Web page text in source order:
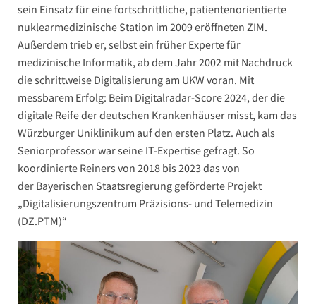
sein Einsatz für eine fortschrittliche, patientenorientierte
nuklearmedizinische Station im 2009 eröffneten ZIM.
Außerdem trieb er, selbst ein früher Experte für
medizinische Informatik, ab dem Jahr 2002 mit Nachdruck
die schrittweise Digitalisierung am UKW voran. Mit
messbarem Erfolg: Beim Digitalradar-Score 2024, der die
digitale Reife der deutschen Krankenhäuser misst, kam das
Würzburger Uniklinikum auf den ersten Platz. Auch als
Seniorprofessor war seine IT-Expertise gefragt. So
koordinierte Reiners von 2018 bis 2023 das von
der Bayerischen Staatsregierung geförderte Projekt
„Digitalisierungszentrum Präzisions- und Telemedizin
(DZ.PTM)“